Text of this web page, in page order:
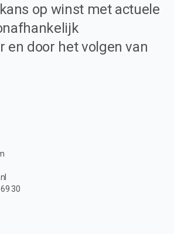
op winst met actuele
en door het volgen van
30